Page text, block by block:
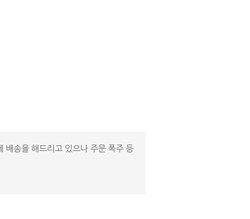
배송을 해드리고 있으나 주문 폭주 등